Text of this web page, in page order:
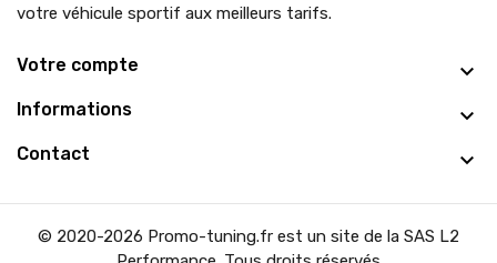
votre véhicule sportif aux meilleurs tarifs.
Votre compte
Informations
Contact
© 2020-2026 Promo-tuning.fr est un site de la SAS L2